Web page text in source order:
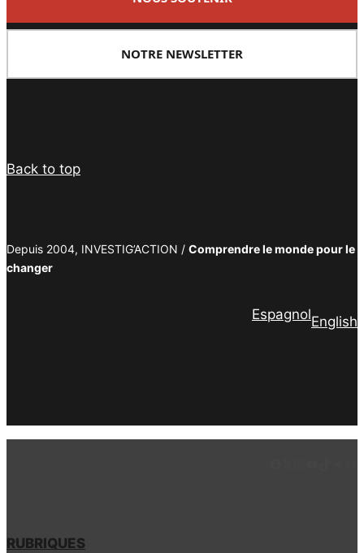
NOTRE NEWSLETTER
Back to top
Depuis 2004, INVESTIG’ACTION / Comprendre le monde pour le
changer
EspagnolEnglish
RUBRIQUES